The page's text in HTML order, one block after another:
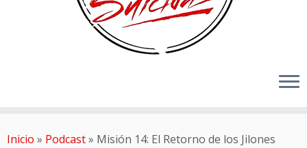
Inicio » Podcast» Misión 14: El Retorno de los Jilones